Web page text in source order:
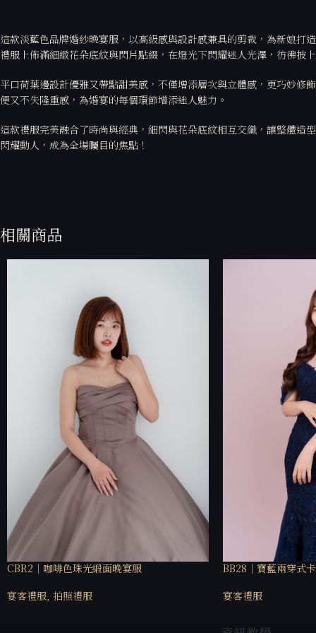
這款淡藍色品牌婚紗晚宴服，以高級感與設計感兼具的剪裁，為新娘
禮服上佈滿細緻花朵底紋與閃片點綴，在燈光下閃耀迷人光澤，彷彿披
平口荷葉邊設計優雅又帶點甜美感，不僅增添層次與立體感，更巧妙
便又不失隆重感，為婚宴的每個環節增添迷人魅力。
這款禮服完美融合了時尚與經典，細閃與花朵底紋相互交織，讓整體
閃耀動人，成為全場矚目的焦點！
相關商品
CBR2｜咖啡色珠光緞面晚宴服
宴客禮服, 拍照禮服
BB28｜寶藍兩穿式
宴客禮服